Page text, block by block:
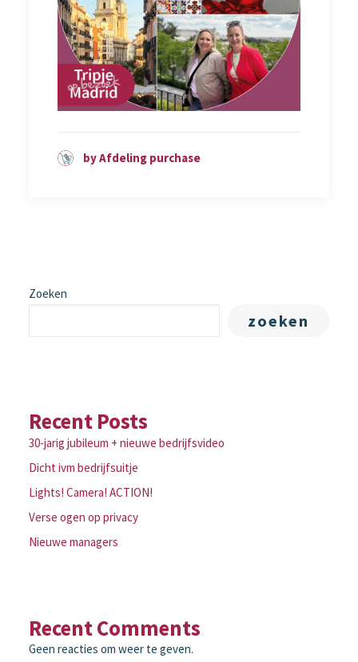
by Afdeling purchase
Zoeken
zoeken
Recent Posts
30-jarig jubileum + nieuwe bedrijfsvideo
Dicht ivm bedrijfsuitje
Lights! Camera! ACTION!
Verse ogen op privacy
Nieuwe managers
Recent Comments
Geen reacties om weer te geven.